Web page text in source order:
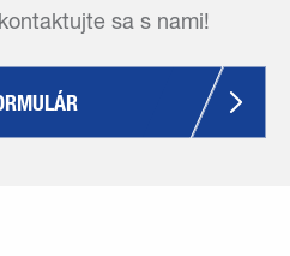
sa s nami!